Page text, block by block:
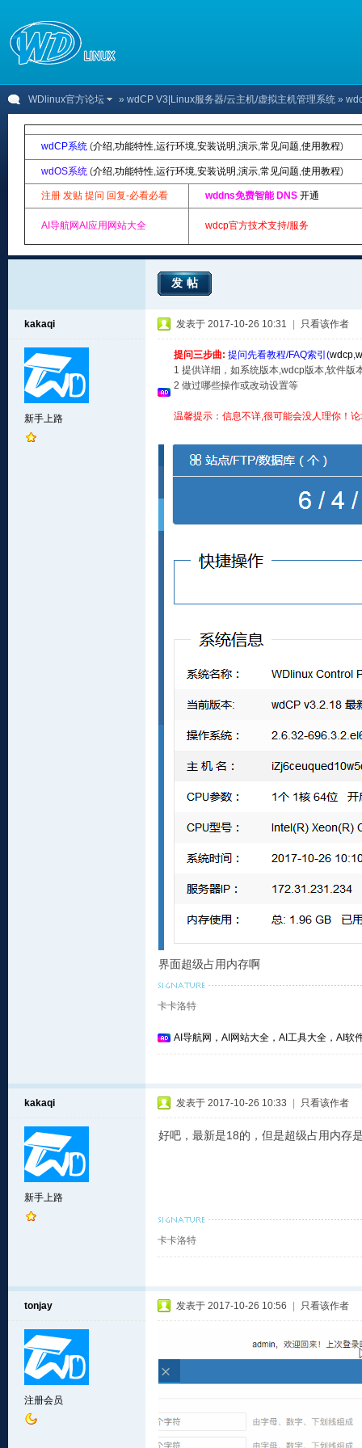
WDlinux官方论坛 » wdCP V3|Linux服务器/云主机/虚拟主机管理系统 »
wdCP系统 (介绍,功能特性,运行环境,安装说明 ,演示,常见问题,使用教程)
wdOS系统 (介绍,功能特性,运行环境,安装说明 ,演示,常见问题,使用教程)
注册 发贴 提问 回复-必看必看 wddns免费智能 DNS 开通
AI导航网AI应用网站大全 wdcp官方技术支持/服务
发帖
kakaqi
新手上路
发表于 2017-10-26 10:31 只看该作者
提问三步曲: 提问先看教程/FAQ索引(wdcp,
1 提供详细，如系统版本,wdcp版本,软件版
2 做过哪些操作或改动设置等
温馨提示：信息不详,很可能会没人理你！
界面超级占用内存啊
卡卡洛特
AI导航网，AI网站大全，AI工具大全，AI软
kakaqi
新手上路
发表于 2017-10-26 10:33 只看该作者
好吧，最新是18的，但是超级占用内存
卡卡洛特
tonjay
注册会员
发表于 2017-10-26 10:56 只看该作者